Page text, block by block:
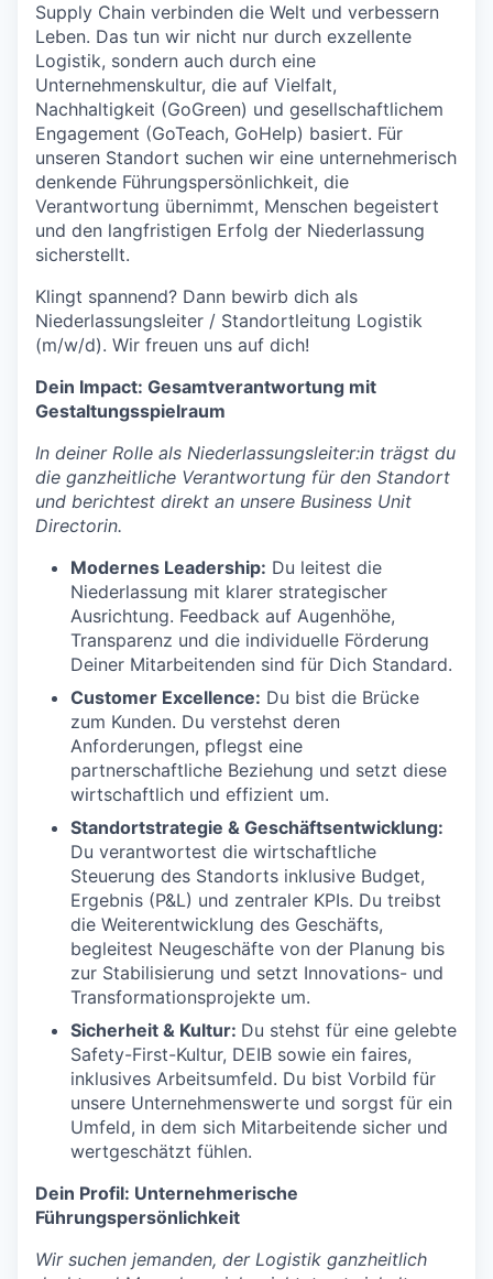
Supply Chain verbinden die Welt und verbessern
Leben. Das tun wir nicht nur durch exzellente
Logistik, sondern auch durch eine
Unternehmenskultur, die auf Vielfalt,
Nachhaltigkeit (GoGreen) und gesellschaftlichem
Engagement (GoTeach, GoHelp) basiert. Für
unseren Standort suchen wir eine unternehmerisch
denkende Führungspersönlichkeit, die
Verantwortung übernimmt, Menschen begeistert
und den langfristigen Erfolg der Niederlassung
sicherstellt.
Klingt spannend? Dann bewirb dich als
Niederlassungsleiter / Standortleitung Logistik
(m/w/d). Wir freuen uns auf dich!
Dein Impact: Gesamtverantwortung mit
Gestaltungsspielraum
In deiner Rolle als Niederlassungsleiter:in trägst du
die ganzheitliche Verantwortung für den Standort
und berichtest direkt an unsere Business Unit
Directorin.
Modernes Leadership: Du leitest die
Niederlassung mit klarer strategischer
Ausrichtung. Feedback auf Augenhöhe,
Transparenz und die individuelle Förderung
Deiner Mitarbeitenden sind für Dich Standard.
Customer Excellence: Du bist die Brücke
zum Kunden. Du verstehst deren
Anforderungen, pflegst eine
partnerschaftliche Beziehung und setzt diese
wirtschaftlich und effizient um.
Standortstrategie & Geschäftsentwicklung:
Du verantwortest die wirtschaftliche
Steuerung des Standorts inklusive Budget,
Ergebnis (P&L) und zentraler KPIs. Du treibst
die Weiterentwicklung des Geschäfts,
begleitest Neugeschäfte von der Planung bis
zur Stabilisierung und setzt Innovations- und
Transformationsprojekte um.
Sicherheit & Kultur: Du stehst für eine gelebte
Safety-First-Kultur, DEIB sowie ein faires,
inklusives Arbeitsumfeld. Du bist Vorbild für
unsere Unternehmenswerte und sorgst für ein
Umfeld, in dem sich Mitarbeitende sicher und
wertgeschätzt fühlen.
Dein Profil: Unternehmerische
Führungspersönlichkeit
Wir suchen jemanden, der Logistik ganzheitlich